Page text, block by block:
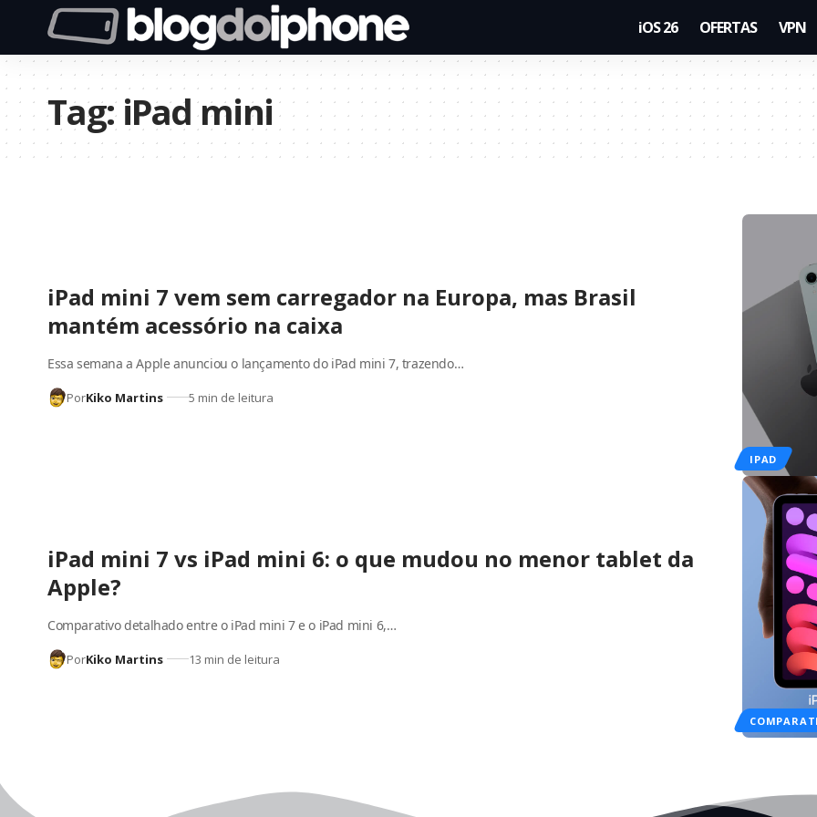
iOS 26 OFERTAS VPN
Tag:iPad mini
IPAD
iPad mini 7 vem sem carregador na Europa, mas Brasil
mantém acessório na caixa
Essa semana a Apple anunciou o lançamento do iPad mini 7, trazendo…
PorKiko Martins 5 min de leitura
iPad mini 7 vs iPad mini 6: o que mudou no menor tablet da
Apple?
Comparativo detalhado entre o iPad mini 7 e o iPad mini 6,…
PorKiko Martins 13 min de leitura